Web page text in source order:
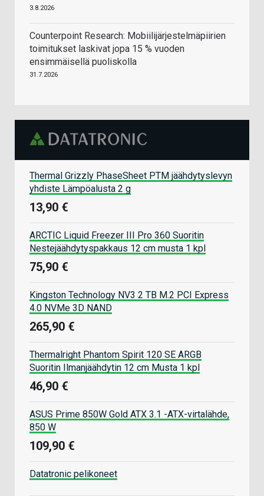
3.8.2026
Counterpoint Research: Mobiilijärjestelmäpiirien
toimitukset laskivat jopa 15 % vuoden
ensimmäisellä puoliskolla
31.7.2026
Thermal Grizzly PhaseSheet PTM jäähdytyslevyn
yhdiste Lämpöalusta 2 g
13,90 €
ARCTIC Liquid Freezer III Pro 360 Suoritin
Nestejäähdytyspakkaus 12 cm musta 1 kpl
75,90 €
Kingston Technology NV3 2 TB M.2 PCI Express
4.0 NVMe 3D NAND
265,90 €
Thermalright Phantom Spirit 120 SE ARGB
Suoritin Ilmanjäähdytin 12 cm Musta 1 kpl
46,90 €
ASUS Prime 850W Gold ATX 3.1 -ATX-virtalähde,
850 W
109,90 €
Datatronic pelikoneet